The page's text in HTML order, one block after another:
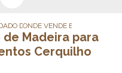
DE MADEIRA PARA CARGA
ONDE VENDE ENGRADADO
Madeira para
Cerquilho